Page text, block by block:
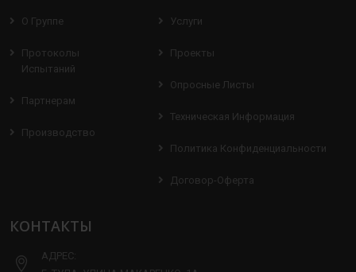
О Группе
Протоколы
Испытаний
Партнерам
Производство
Услуги
Проекты
Опросные Листы
Техническая Информация
Политика Конфиденциальности
Договор-Оферта
КОНТАКТЫ
АДРЕС: